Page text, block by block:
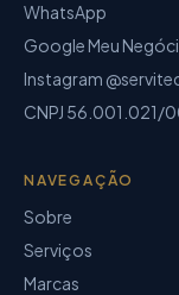
WhatsApp
Google Meu
Instagram
CNPJ 56.001.021/
NAVEGAÇÃO
Sobre
Serviços
Marcas